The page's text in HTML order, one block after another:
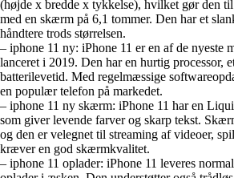
(højde x bredde x tykkelse), hvilket gør den
med en skærm på 6,1 tommer. Den har et
håndtere trods størrelsen.
– iphone 11 ny: iPhone 11 er en af de nyeste
lanceret i 2019. Den har en hurtig processor,
batterilevetid. Med regelmæssige
en populær telefon på markedet.
– iphone 11 ny skærm: iPhone 11 har en
som giver levende farver og skarp tekst.
og den er velegnet til streaming af videoer,
kræver en god skærmkvalitet.
– iphone 11 oplader: iPhone 11 leveres